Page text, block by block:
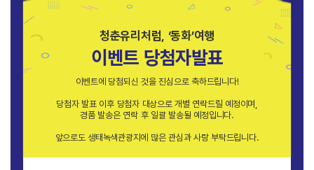
청춘유리처럼, ‘동화’여행
이벤트 당첨자발표
이벤트에 당첨되신 것을 진심으로 축하드립니다!
당첨자 발표 이후 당첨자 대상으로 개별 연락드릴 예정이며,
경품 발송은 연락 후 일괄 발송될 예정입니다.
앞으로도 생태녹색관광지에 많은 관심과 사랑 부탁드립니다.